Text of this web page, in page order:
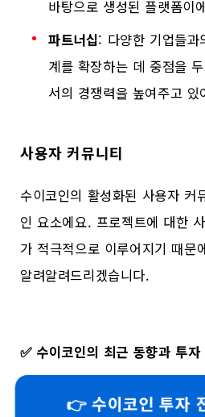
바탕으로 생성된 플랫폼이
파트너십: 다양한 기업들과
계를 확장하는 데 중점을
서의 경쟁력을 높여주고 있
사용자 커뮤니티
수이코인의 활성화된 사용자 커
인 요소에요. 프로젝트에 대한
가 적극적으로 이루어지기 때문
알려알려드리겠습니다.
✅ 수이코인의 최근 동향과 투
👉 수이코인 투자